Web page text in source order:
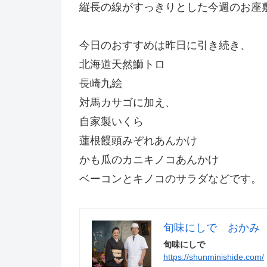
縦長の線がすっきりとした今週のお座
今日のおすすめは昨日に引き続き、
北海道天然鰤トロ
長崎九絵
対馬カサゴに加え、
自家製いくら
蓮根饅頭みぞれあんかけ
かも瓜のカニキノコあんかけ
ベーコンとキノコのサラダなどです。
旬味にしで おかみ
旬味にしで
https://shunminishide.com/